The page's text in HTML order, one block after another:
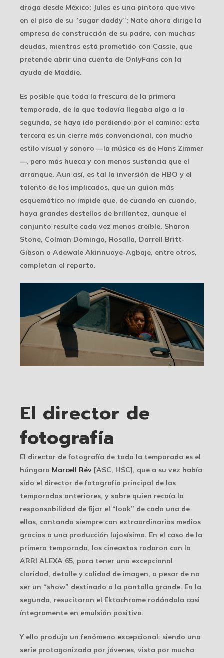
droga desde México; Jules es una pintora que vive
en el piso de su “sugar daddy”; Nate ahora dirige la
empresa de construcción de su padre, con muchas
deudas, mientras está prometido con Cassie, que
pretende abrir una cuenta de OnlyFans con la
ayuda de Maddie.
Es posible que toda la frescura de la primera
temporada, de la que todavía llegaba algo a la
segunda, se haya ido perdiendo por el camino: esta
tercera es un cierre más convencional, con mucho
estilo visual y sonoro —la música es de Hans Zimmer
—, pero más hueca y con menos sustancia que el
arranque. Aun así, es tal la inversión de HBO y el
talento de los implicados, que un guion más
esquemático no impide que, de cuando en cuando,
haya grandes destellos de brillantez, aunque el
conjunto resulte cada vez menos creíble. Sharon
Stone, Colman Domingo, Rosalía, Darrell Britt-
Gibson o Adewale Akinnuoye-Agbaje, entre otros,
completan el reparto.
El director de
fotografía
El director de fotografía de toda la temporada es el
húngaro Marcell Rév [ASC, HSC], que a su vez había
sido el director de fotografía principal de las
temporadas anteriores, y sobre quien recaía la
responsabilidad de fijar el “look” de cada una de
ellas, contando siempre con extraordinarios medios
gracias a una producción lujosísima. En el caso de la
primera temporada, los cineastas rodaron con la
ARRI ALEXA 65, para tener una excepcional
claridad, detalle y calidad de imagen, a pesar de no
ser un “show” destinado a la pantalla grande. En la
segunda, resucitaron el Ektachrome rodándola casi
íntegramente en emulsión positiva.
Y ello produjo un fenómeno excepcional: siendo una
serie protagonizada por jóvenes, vista por mucha